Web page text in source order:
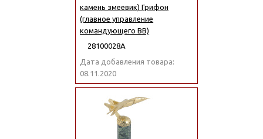
камень змеевик) Грифон
(главное управление
командующего ВВ)
28100028А
Дата добавления товара:
08.11.2020